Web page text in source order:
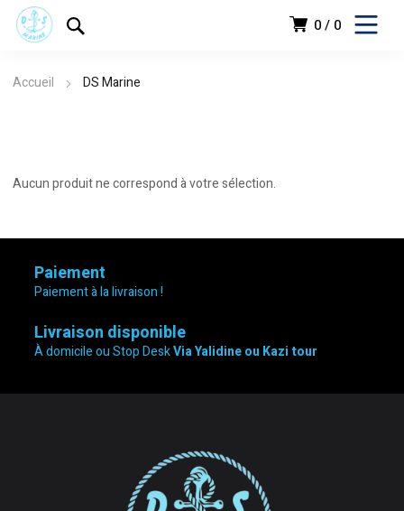
0 0
Accueil DS Marine
Aucun produit ne correspond à votre sélection.
Paiement
Paiement à la livraison !
Livraison disponible
À domicile ou Stop DeskVia Yalidine ou Kazi tour